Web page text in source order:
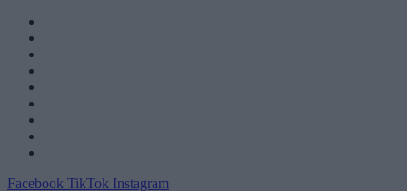
Facebook TikTok Instagram